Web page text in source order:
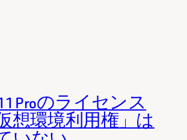
11 Proのライセンス
想環境利用権」は